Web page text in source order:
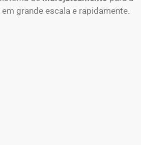
grande escala e rapidamente.